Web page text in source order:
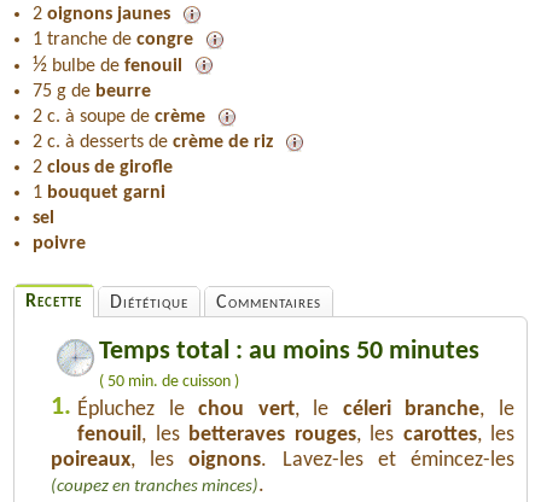
2 oignons jaunes
1 tranche de congre
½ bulbe de fenouil
75 g de beurre
2 c. à soupe de crème
2 c. à desserts de crème de riz
2 clous de girofle
1 bouquet garni
sel
poivre
Recette Diététique Commentaires
Temps total : au moins 50 minutes
( 50 min. de cuisson )
1. Épluchez lechou vert, le céleri branche, le
fenouil , les betteraves rouges, les carottes, les
poireaux, lesoignons. Lavez-les et émincez-les
(coupez en tranches minces).